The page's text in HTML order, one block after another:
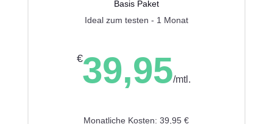
Basis Paket
Ideal zum testen - 1 Monat
€39,95/mtl.
Monatliche Kosten: 39,95 €